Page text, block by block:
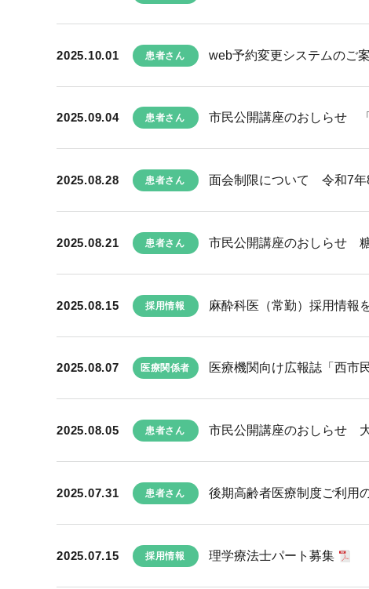
2025.10.01 患者さん web予約変更システムのご
2025.09.04 患者さん 市民公開講座のおしらせ
2025.08.28 患者さん 面会制限について 令和7年
2025.08.21 患者さん 市民公開講座のおしらせ
2025.08.15 採用情報 麻酔科医（常勤）採用情報
2025.08.07 医療関係者 医療機関向け広報誌「西市
2025.08.05 患者さん 市民公開講座のおしらせ
2025.07.31 患者さん 後期高齢者医療制度ご利用
2025.07.15 採用情報 理学療法士パート募集